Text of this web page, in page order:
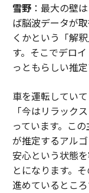
雪野：最大の壁
ば脳波データが
くかという「解
す。そこでデロ
っともらしい推
車を運転してい
「今はリラック
っています。こ
が推定するアル
安心という状態
とになります。
進めているところ